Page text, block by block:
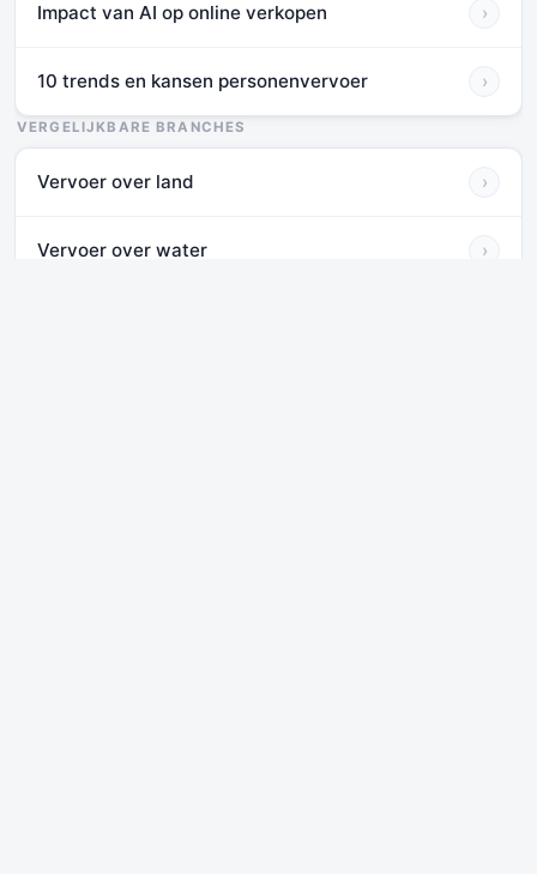
Impact van AI op online verkopen ›
10 trends en kansen personenvervoer ›
VERGELIJKBARE BRANCHES
Vervoer over land ›
Vervoer over water ›